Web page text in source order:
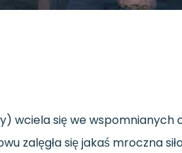
wciela się we wspomnianych
zalęgła się jakaś mroczna